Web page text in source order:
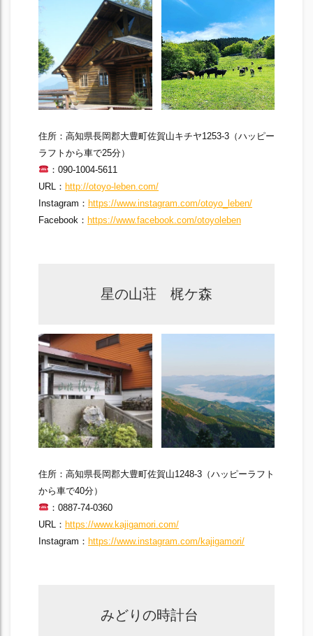
住所：高知県長岡郡大豊町佐賀山キチヤ1253-3（ハッピー
ラフトから車で25分）
：090-1004-5611
URL： http://otoyo-leben.com/
Instagram： https://www.instagram.com/otoyo_leben/
Facebook： https://www.facebook.com/otoyoleben
星の山荘 梶ケ森
住所：高知県長岡郡大豊町佐賀山1248-3（ハッピーラフト
から車で40分）
：0887-74-0360
URL： https://www.kajigamori.com/
Instagram： https://www.instagram.com/kajigamori/
みどりの時計台